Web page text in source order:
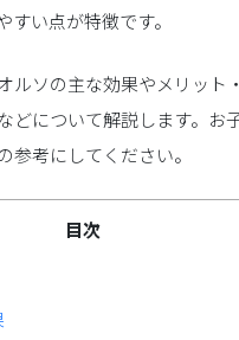
すい点が特徴です。
ルソの主な効果やメリット
どについて解説します。お
参考にしてください。
目次